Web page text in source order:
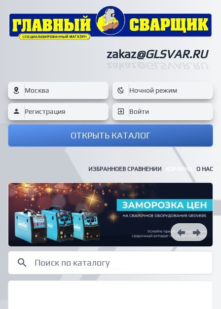
zakaz@GLSVAR.RU
Москва Ночной режим
Регистрация Войти
ОТКРЫТЬ КАТАЛОГ
ИЗБРАННОЕВ СРАВНЕНИИ КОРЗИНА О НАС